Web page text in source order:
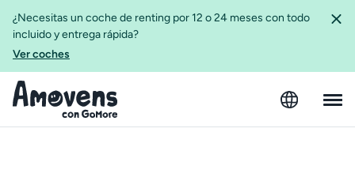
¿Necesitas un coche de renting por 12 o 24 meses con todo
incluido y entrega rápida?
Ver coches